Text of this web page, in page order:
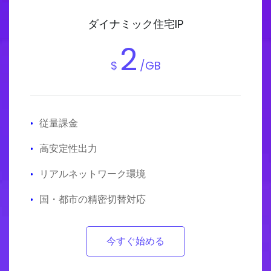
ダイナミック住宅IP
$ 2 /GB
· 従量課金
· 高安定性出力
· リアルネットワーク環境
· 国・都市の精密切替対応
今すぐ始める